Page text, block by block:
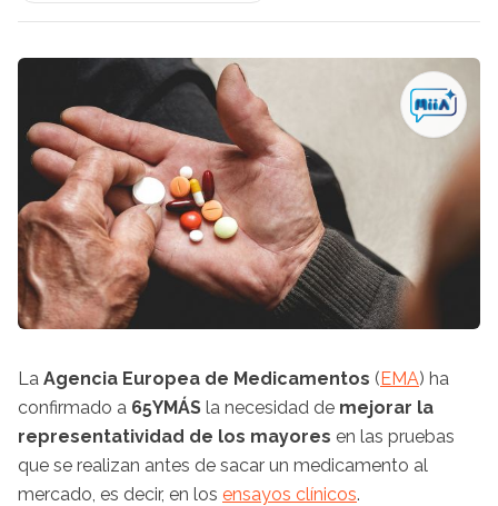
La Agencia Europea de Medicamentos (EMA) ha
confirmado a 65YMÁS la necesidad de mejorar la
representatividad de los mayores en las pruebas
que se realizan antes de sacar un medicamento al
mercado, es decir, en los ensayos clínicos.